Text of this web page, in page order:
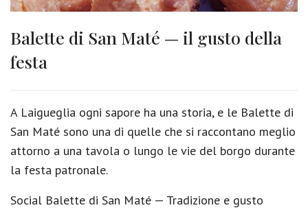
Balette di San Maté — il gusto della
festa
A Laigueglia ogni sapore ha una storia, e le Balette di
San Maté sono una di quelle che si raccontano meglio
attorno a una tavola o lungo le vie del borgo durante
la festa patronale.
Social Balette di San Maté — Tradizione e gusto